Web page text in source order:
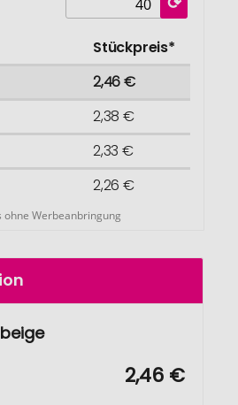
Stückpreis*
2,46 €
2,38 €
2,33 €
2,26 €
ohne Werbeanbringung
2,46 €